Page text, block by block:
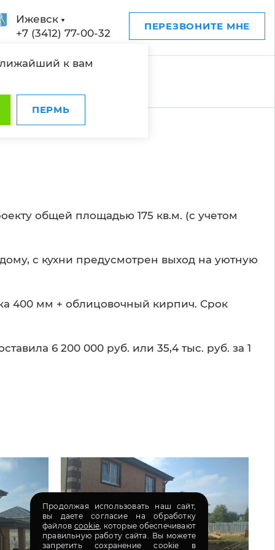
Ижевск
к вам
ПЕРМЬ
+7 (3412) 77-00-32
ПЕРЕЗВОНИТЕ МНЕ
общей площадью 175 кв.м. (с учетом
с кухни предусмотрен выход на уютную
400 мм + облицовочный кирпич. Срок
6 200 000 руб. или 35,4 тыс. руб. за 1
Продолжая использовать наш сайт,
вы даете согласие на обработку
файлов cookie, которые обеспечивают
правильную работу сайта. Вы можете
запретить сохранение cookie в